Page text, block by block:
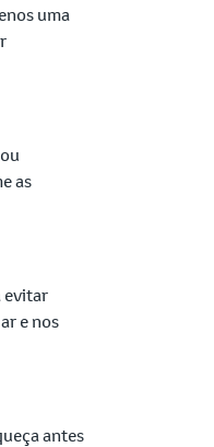
uma
as
evitar
e nos
antes